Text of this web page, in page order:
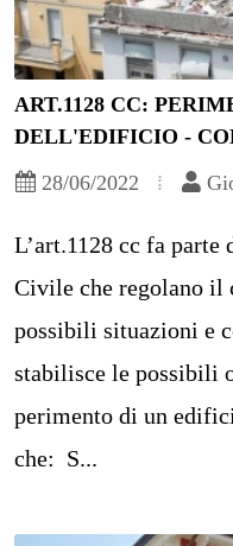
ART.1128 CC:
DELL'EDIFICIO -
28/06/2022
L’art.1128 cc fa
Civile che regolano il
possibili situazioni e
stabilisce le possibili
perimento di un
che: S...